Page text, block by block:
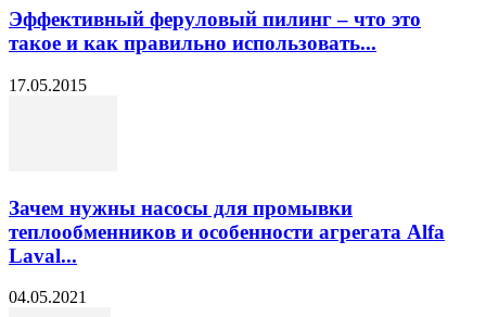
Эффективный феруловый пилинг – что это
такое и как правильно использовать...
17.05.2015
Зачем нужны насосы для промывки
теплообменников и особенности агрегата Alfa
Laval...
04.05.2021